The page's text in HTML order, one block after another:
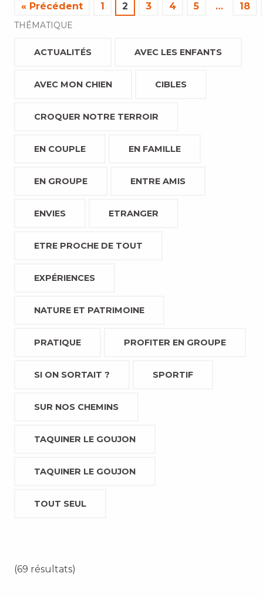
« Précédent 1 2 3 4 5 … 18
THÉMATIQUE
ACTUALITÉS AVEC LES ENFANTS
AVEC MON CHIEN CIBLES
CROQUER NOTRE TERROIR
EN COUPLE EN FAMILLE
EN GROUPE ENTRE AMIS
ENVIES ETRANGER
ETRE PROCHE DE TOUT
EXPÉRIENCES
NATURE ET PATRIMOINE
PRATIQUE PROFITER EN GROUPE
SI ON SORTAIT ? SPORTIF
SUR NOS CHEMINS
TAQUINER LE GOUJON
TAQUINER LE GOUJON
TOUT SEUL
(69 résultats)